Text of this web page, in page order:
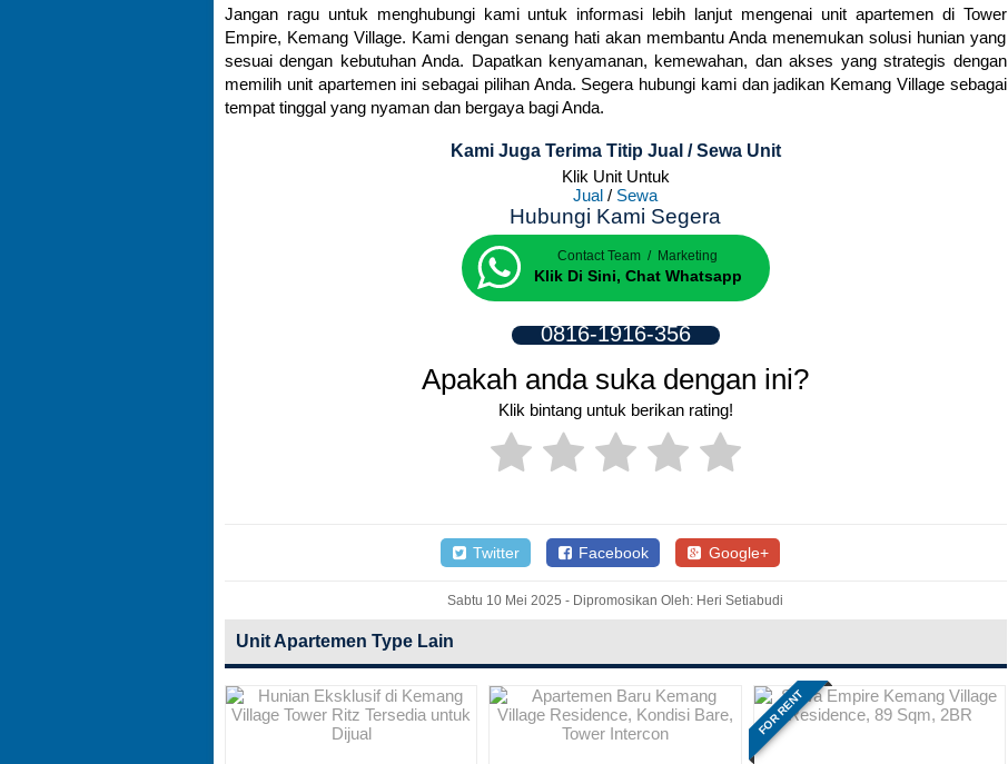
Jangan ragu untuk menghubungi kami untuk informasi lebih lanjut mengenai unit apartemen di Tower
Empire, Kemang Village. Kami dengan senang hati akan membantu Anda menemukan solusi hunian yang
sesuai dengan kebutuhan Anda. Dapatkan kenyamanan, kemewahan, dan akses yang strategis dengan
memilih unit apartemen ini sebagai pilihan Anda. Segera hubungi kami dan jadikan Kemang Village sebagai
tempat tinggal yang nyaman dan bergaya bagi Anda.
Kami Juga Terima Titip Jual / Sewa Unit
Klik Unit Untuk
Jual / Sewa
Hubungi Kami Segera
Contact Team / Marketing
Klik Di Sini, Chat Whatsapp
0816-1916-356
Apakah anda suka dengan ini?
Klik bintang untuk berikan rating!
Twitter Facebook Google+
Sabtu 10 Mei 2025 - Dipromosikan Oleh: Heri Setiabudi
Unit Apartemen Type Lain
FOR RENT